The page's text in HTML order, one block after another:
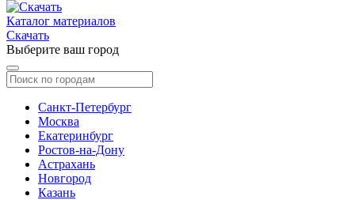
Каталог материалов
Скачать
Выберите ваш город
Санкт-Петербург
Москва
Екатеринбург
Ростов-на-Дону
Астрахань
Новгород
Казань